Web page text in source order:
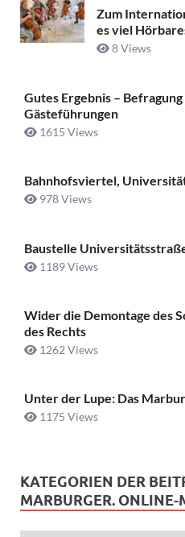
Zum
es viel
8 Views
Gutes Ergebnis –
Gästeführungen
1615 Views
Bahnhofsviertel,
978 Views
Baustelle
1189 Views
Wider die Demontage des
des Rechts
1262 Views
Unter der Lupe: Das
1175 Views
KATEGORIEN DER
MARBURGER.